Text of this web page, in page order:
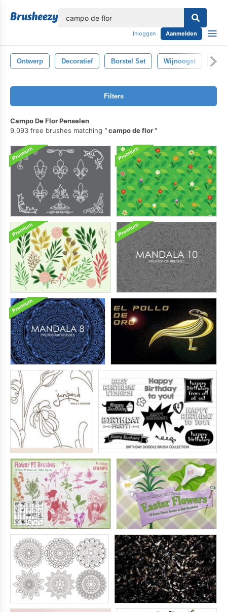
Inloggen Aanmelden
Ontwerp Decoratief Borstel Set Wijnoogst
Filters
Campo De Flor Penselen
9.093 free brushes matching
campo de flor